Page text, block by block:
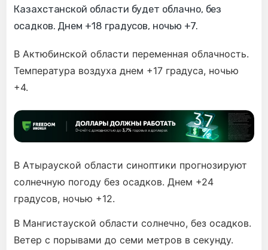
Казахстанской области будет облачно, без
осадков. Днем +18 градусов, ночью +7.
В Актюбинской области переменная облачность.
Температура воздуха днем +17 градуса, ночью
+4.
В Атырауской области синоптики прогнозируют
солнечную погоду без осадков. Днем +24
градусов, ночью +12.
В Мангистауской области солнечно, без осадков.
Ветер с порывами до семи метров в секунду.